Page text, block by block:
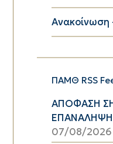
ΠΑΜΘ RSS
ΑΠΟΦΑΣΗ
ΕΠΑΝΑΛΗΨΗ
07/08/2026